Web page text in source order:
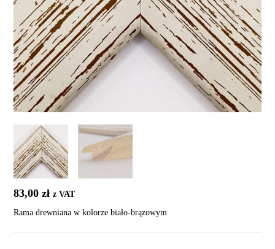
83,00zł z VAT
Rama drewniana w kolorze biało-brązowym